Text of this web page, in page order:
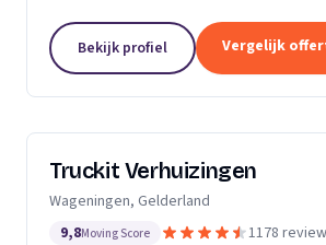
Bekijk profiel Vergelijk
Truckit Verhuizingen
Wageningen, Gelderland
9,8Moving Score 1178